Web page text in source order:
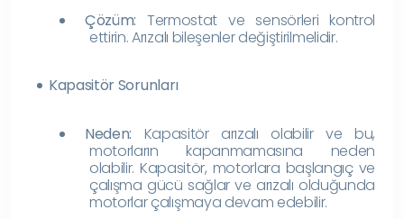
Çözüm: Termostat ve sensörleri kontrol
ettirin. Arızalı bileşenler değiştirilmelidir.
Kapasitör Sorunları
Neden: Kapasitör arızalı olabilir ve bu,
motorların kapanmamasına neden
olabilir. Kapasitör, motorlara başlangıç ​​ve
çalışma gücü sağlar ve arızalı olduğunda
motorlar çalışmaya devam edebilir.